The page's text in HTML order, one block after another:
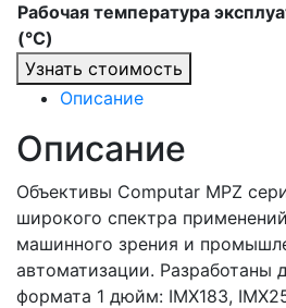
Рабочая температура
(°C)
Узнать стоимость
Описание
Описание
Объективы Computar MPZ
широкого спектра
машинного зрения и
автоматизации. Разработаны
формата 1 дюйм: IMX183,